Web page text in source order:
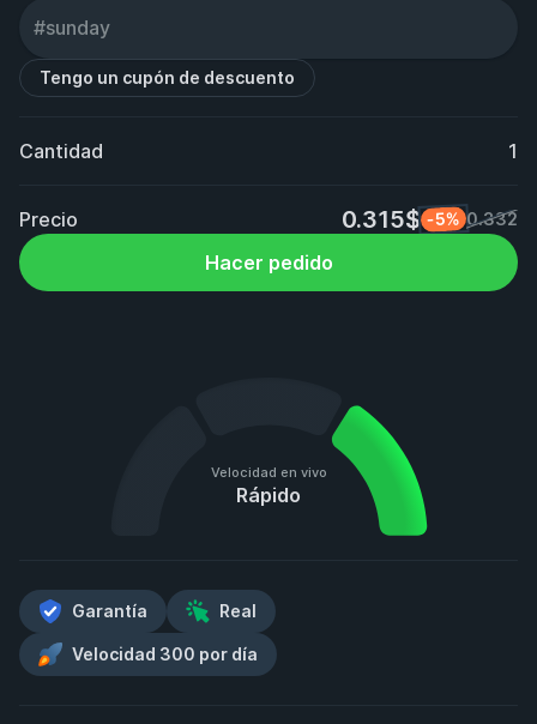
Tengo un cupón de descuento
Cantidad 1
Precio 0.315$ -5% 0.332
Hacer pedido
Velocidad en vivo
Rápido
Garantía Real
Velocidad 300 por día